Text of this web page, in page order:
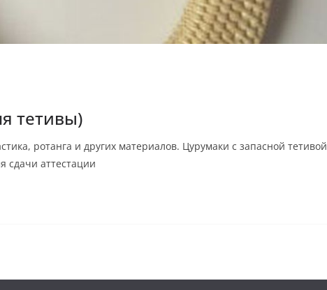
тетивы)
ротанга и других материалов. Цурумаки с запасной тетивой
сдачи аттестации